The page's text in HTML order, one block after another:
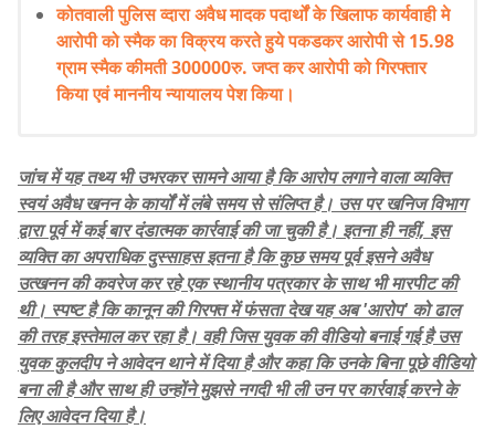
कोतवाली पुलिस व्दारा अवैध मादक पदार्थों के खिलाफ कार्यवाही मे
आरोपी को स्मैक का विक्रय करते हुये पकडकर आरोपी से 15.98
ग्राम स्मैक कीमती 300000रु. जप्त कर आरोपी को गिरफ्तार
किया एवं माननीय न्यायालय पेश किया।
​जांच में यह तथ्य भी उभरकर सामने आया है कि आरोप लगाने वाला व्यक्ति
स्वयं अवैध खनन के कार्यों में लंबे समय से संलिप्त है। उस पर खनिज विभाग
द्वारा पूर्व में कई बार दंडात्मक कार्रवाई की जा चुकी है। इतना ही नहीं, इस
व्यक्ति का अपराधिक दुस्साहस इतना है कि कुछ समय पूर्व इसने अवैध
उत्खनन की कवरेज कर रहे एक स्थानीय पत्रकार के साथ भी मारपीट की
थी। स्पष्ट है कि कानून की गिरफ्त में फंसता देख यह अब 'आरोप' को ढाल
की तरह इस्तेमाल कर रहा है। वही जिस युवक की वीडियो बनाई गई है उस
युवक कुलदीप ने आवेदन थाने में दिया है और कहा कि उनके बिना पूछे वीडियो
बना ली है और साथ ही उन्होंने मुझसे नगदी भी ली उन पर कार्रवाई करने के
लिए आवेदन दिया है।